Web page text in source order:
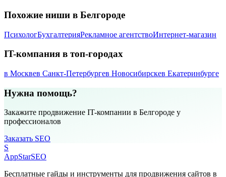
Похожие ниши в Белгороде
ПсихологБухгалтерияРекламное агентствоИнтернет-магазин
IT-компания в топ-городах
в Москвев Санкт-Петербургев Новосибирскев Екатеринбурге
Нужна помощь?
Закажите продвижение IT-компании в Белгороде у
профессионалов
Заказать SEO
S
AppStarSEO
Бесплатные гайды и инструменты для продвижения сайтов в